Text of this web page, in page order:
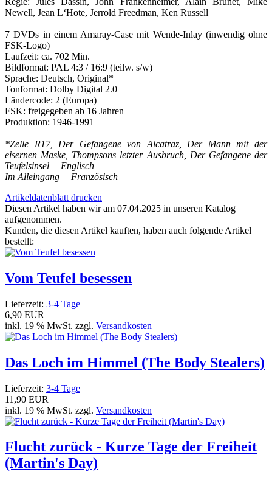
Newell, Jean L‘Hote, Jerrold Freedman, Ken Russell
7 DVDs in einem Amaray-Case mit Wende-Inlay (inwendig ohne
FSK-Logo)
Laufzeit: ca. 702 Min.
Bildformat: PAL 4:3 / 16:9 (teilw. s/w)
Sprache: Deutsch, Original*
Tonformat: Dolby Digital 2.0
Ländercode: 2 (Europa)
FSK: freigegeben ab 16 Jahren
Produktion: 1946-1991
*Zelle R17, Der Gefangene von Alcatraz, Der Mann mit der
eisernen Maske, Thompsons letzter Ausbruch, Der Gefangene der
Teufelsinsel = Englisch
Im Alleingang = Französisch
Artikeldatenblatt drucken
Diesen Artikel haben wir am 07.04.2025 in unseren Katalog
aufgenommen.
Kunden, die diesen Artikel kauften, haben auch folgende Artikel
bestellt:
Vom Teufel besessen
Lieferzeit: 3-4 Tage
6,90 EUR
inkl. 19 % MwSt. zzgl. Versandkosten
Das Loch im Himmel (The Body Stealers)
Lieferzeit: 3-4 Tage
11,90 EUR
inkl. 19 % MwSt. zzgl. Versandkosten
Flucht zurück - Kurze Tage der Freiheit
(Martin's Day)